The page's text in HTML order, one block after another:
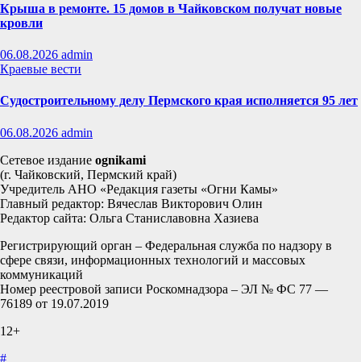
Крыша в ремонте. 15 домов в Чайковском получат новые
кровли
06.08.2026 admin
Краевые вести
Судостроительному делу Пермского края исполняется 95 лет
06.08.2026 admin
Сетевое издание ognikami
(г. Чайковский, Пермский край)
Учредитель АНО «Редакция газеты «Огни Камы»
Главный редактор: Вячеслав Викторович Олин
Редактор сайта: Ольга Станиславовна Хазиева
Регистрирующий орган – Федеральная служба по надзору в
сфере связи, информационных технологий и массовых
коммуникаций
Номер реестровой записи Роскомнадзора – ЭЛ № ФС 77 —
76189 от 19.07.2019
12+
#